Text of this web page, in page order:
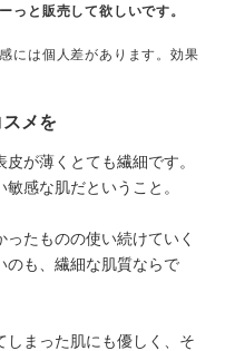
っと販売して欲しいです。
には個人差があります。効果
メを
が薄くとても繊細です。
感な肌だということ。
たものの使い続けていく
のも、繊細な肌質ならで
しまった肌にも優しく、そ